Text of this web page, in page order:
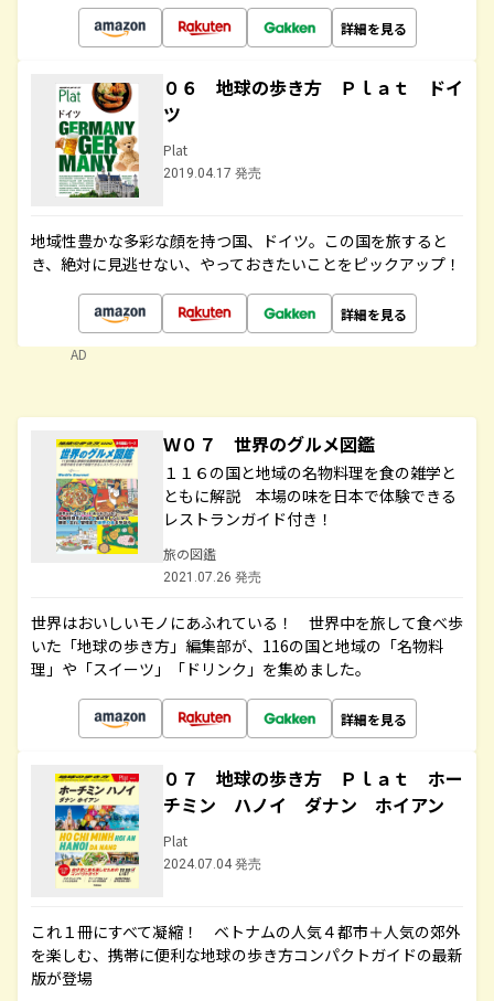
詳細を見る
０６ 地球の歩き方 Ｐｌａｔ ドイ
ツ
Plat
2019.04.17 発売
地域性豊かな多彩な顔を持つ国、ドイツ。この国を旅すると
き、絶対に見逃せない、やっておきたいことをピックアップ！
詳細を見る
AD
Ｗ０７ 世界のグルメ図鑑
１１６の国と地域の名物料理を食の雑学と
ともに解説 本場の味を日本で体験できる
レストランガイド付き！
旅の図鑑
2021.07.26 発売
世界はおいしいモノにあふれている！ 世界中を旅して食べ歩
いた「地球の歩き方」編集部が、116の国と地域の「名物料
理」や「スイーツ」「ドリンク」を集めました。
詳細を見る
０７ 地球の歩き方 Ｐｌａｔ ホー
チミン ハノイ ダナン ホイアン
Plat
2024.07.04 発売
これ１冊にすべて凝縮！ ベトナムの人気４都市＋人気の郊外
を楽しむ、携帯に便利な地球の歩き方コンパクトガイドの最新
版が登場